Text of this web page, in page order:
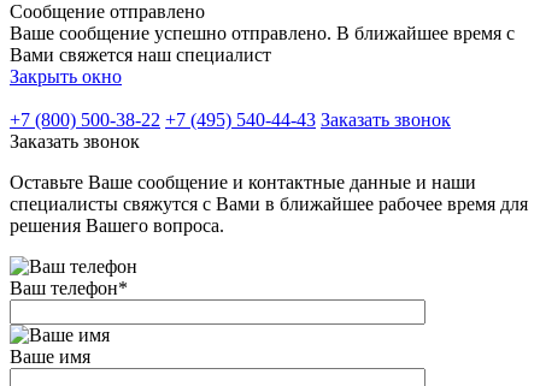
Сообщение отправлено
Ваше сообщение успешно отправлено. В ближайшее время с
Вами свяжется наш специалист
Закрыть окно
+7 (800) 500-38-22 +7 (495) 540-44-43 Заказать звонок
Заказать звонок
Оставьте Ваше сообщение и контактные данные и наши
специалисты свяжутся с Вами в ближайшее рабочее время для
решения Вашего вопроса.
Ваш телефон*
Ваше имя